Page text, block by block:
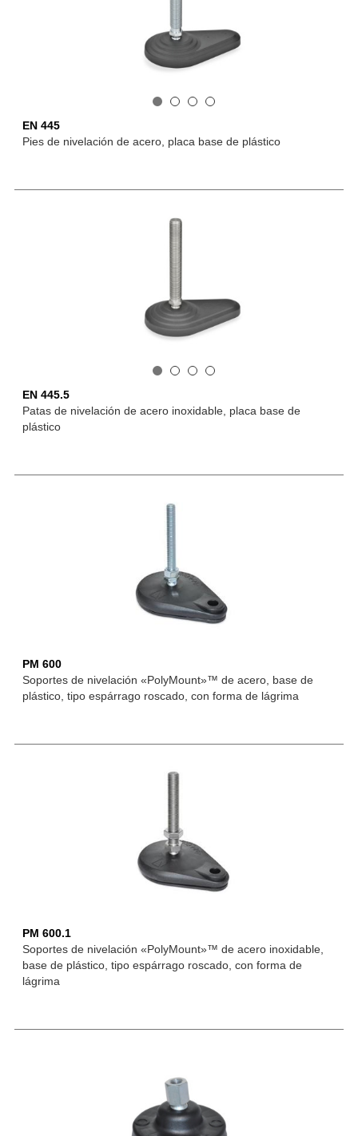
EN 445
Pies de nivelación de acero, placa base de plástico
EN 445.5
Patas de nivelación de acero inoxidable, placa base de
plástico
PM 600
Soportes de nivelación «PolyMount»™ de acero, base de
plástico, tipo espárrago roscado, con forma de lágrima
PM 600.1
Soportes de nivelación «PolyMount»™ de acero inoxidable,
base de plástico, tipo espárrago roscado, con forma de
lágrima